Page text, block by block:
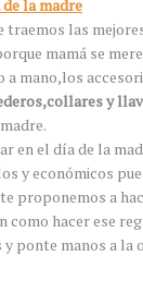
la madre
traemos las
mamá se
mano,los
y
en el día de la
y económicos
proponemos a
como hacer ese
ponte manos a la